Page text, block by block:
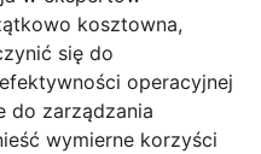
kosztowna,
się do
operacyjnej
do zarządzania
wymierne korzyści